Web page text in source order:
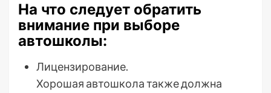
На что следует обратить
внимание при выборе
автошколы:
Лицензирование.
Хорошая автошкола также должна